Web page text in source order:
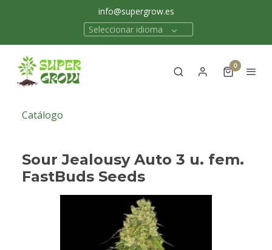
info@supergrow.es
Seleccionar idioma
0
Catálogo
Sour Jealousy Auto 3 u. fem.
FastBuds Seeds